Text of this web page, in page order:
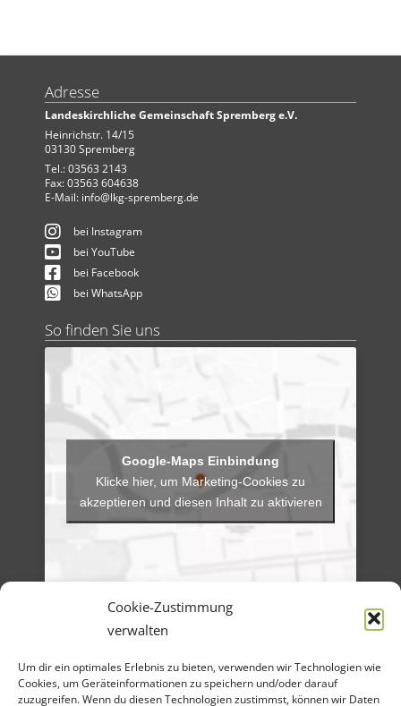
Cookie-Zustimmung
verwalten
Um dir ein optimales Erlebnis zu bieten, verwenden wir Technologien wie
Cookies, um Geräteinformationen zu speichern und/oder darauf
zuzugreifen. Wenn du diesen Technologien zustimmst, können wir Daten
Adresse
Landeskirchliche Gemeinschaft Spremberg e.V.
Heinrichstr. 14/15
03130 Spremberg
Tel.: 03563 2143
Fax: 03563 604638
E-Mail: info@lkg-spremberg.de
bei Instagram
bei YouTube
bei Facebook
bei WhatsApp
So finden Sie uns
Klicke hier, um Marketing-Cookies zu
akzeptieren und diesen Inhalt zu aktivieren
Artikel-Archiv
Veranstaltungen
Angebote